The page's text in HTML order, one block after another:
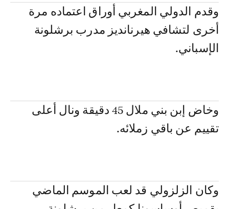
وقدم الدولي المغربي أوراق اعتماده مرة
أخرى لتشافي هيرنانديز مدرب برشلونة
الإسباني.
وخاض إبن بني ملال 45 دقيقة ونال أعلى
تقييم عن باقي زملائه.
وكان الزلزولي قد لعب الموسم الماضي